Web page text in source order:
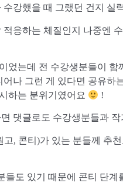
강했을 때 그랬던 건지 실
응하는 체질인지 나중엔
었는데 전 수강생분들이 함
나 그런 게 있다면 공유하
하는 분위기였어요
!
댓글로도 수강생분들과
, 콘티)가 있는 분들께 추
들도 있기 때문에 콘티 단계